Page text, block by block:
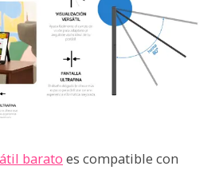
barato es compatible con